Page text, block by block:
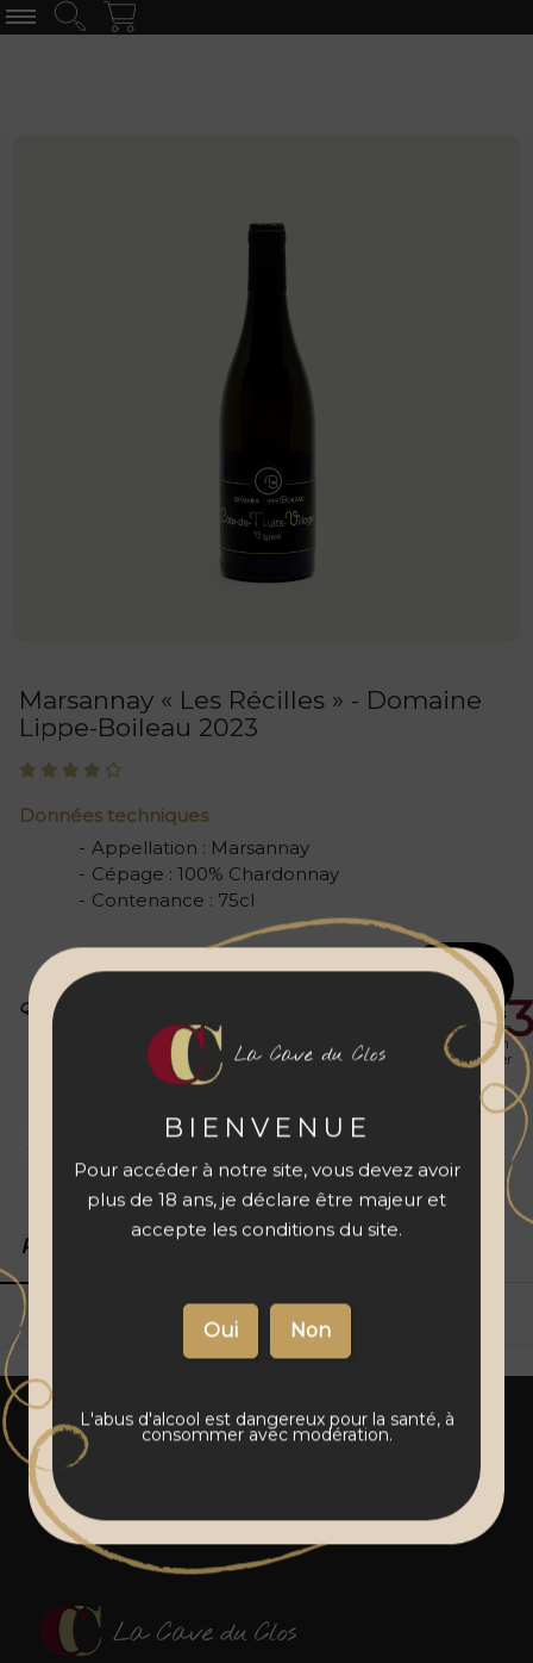
Marsannay « Les Récilles » - Domaine
Lippe-Boileau 2023
Données techniques
Appellation : Marsannay
Cépage : 100% Chardonnay
Contenance : 75cl
Quantité
00
Prix
abonnés
Ajouter au
panier
Enregistrez votre
personnalisation
avant de l'ajouter
Livraison 48 à 72 h Vins français Paiement sécurisé
Produits associés
La Cave du Clos
BIENVENUE
Pour accéder à notre site, vous devez avoir
plus de 18 ans, je déclare être majeur et
accepte les conditions du site.
L'abus d'alcool est dangereux pour la santé, à
consommer avec modération.